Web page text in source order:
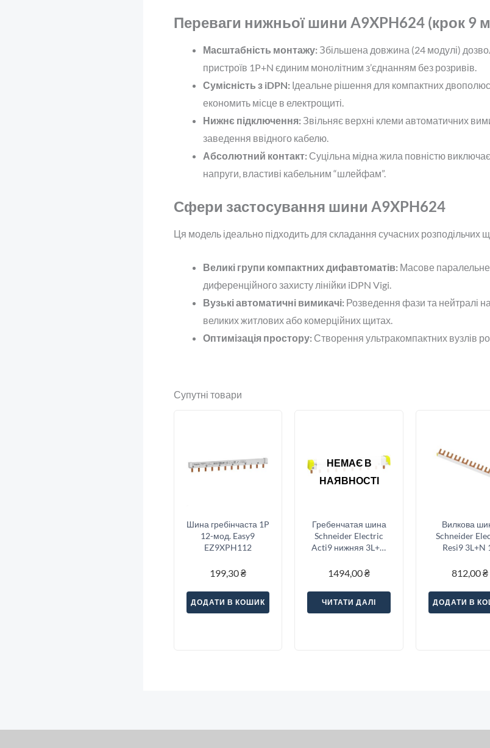
Переваги нижньої шини A9XPH624 (крок 9
Масштабність монтажу: Збільшена довжина (24 модулі)
пристроїв 1P+N єдиним монолітним з’єднанням без розривів.
Сумісність з iDPN: Ідеальне рішення для компактних
економить місце в електрощиті.
Нижнє підключення: Звільняє верхні клеми автоматичних
заведення ввідного кабелю.
Абсолютний контакт: Суцільна мідна жила повністю виключає
напруги, властиві кабельним “шлейфам”.
Сфери застосування шини A9XPH624
Ця модель ідеально підходить для складання сучасних розподільчих
Великі групи компактних дифавтоматів: Масове паралельне
диференційного захисту лінійки iDPN Vigi.
Вузькі автоматичні вимикачі: Розведення фази та нейтралі
великих житлових або комерційних щитах.
Оптимізація простору: Створення ультракомпактних вузлів
Супутні товари
Шина гребінчаста 1P
12-мод. Easy9
EZ9XPH112
199,30₴
ДОДАТИ В КОШИК
НЕМАЄ В
НАЯВНОСТІ
Гребенчатая шина
Schneider Electric
Acti9 нижняя 3L+N
(A9XPH810)
1494,00₴
ЧИТАТИ ДАЛІ
Вилкова
Schneider
Resi9 3L+N
812,00₴
ДОДАТИ В